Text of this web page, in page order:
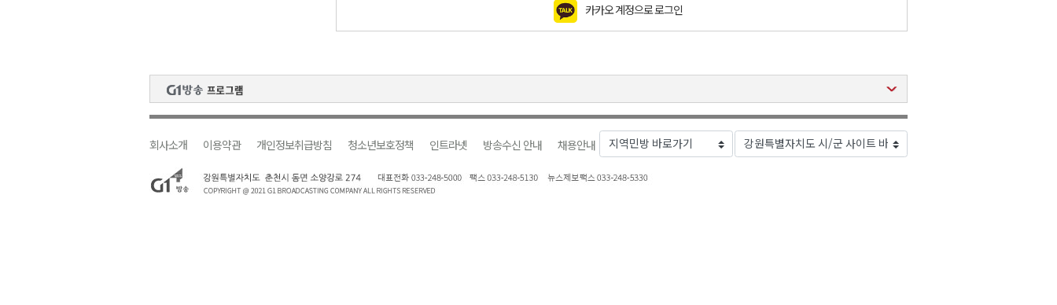
강원자치도교육청 교감급 이상 387명 인사
2026년 08월 07일(금)
카카오 계정으로 로그인
회사소개 이용약관 개인정보취급방침 청소년보호정책 인트라넷 방송수신 안내 채용안내